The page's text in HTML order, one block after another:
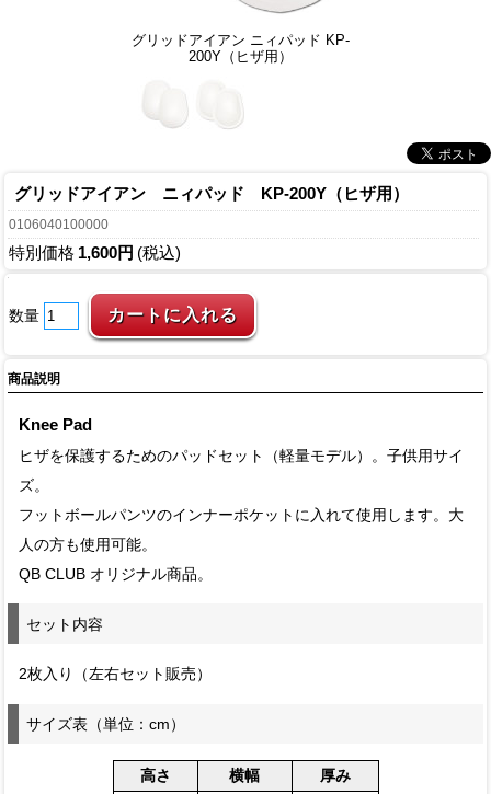
グリッドアイアン ニィパッド KP-
200Y（ヒザ用）
グリッドアイアン ニィパッド KP-200Y（ヒザ用）
0106040100000
特別価格 1,600円 (税込)
数量
商品説明
Knee Pad
ヒザを保護するためのパッドセット（軽量モデル）。子供用サイ
ズ。
フットボールパンツのインナーポケットに入れて使用します。大
人の方も使用可能。
QB CLUB オリジナル商品。
セット内容
2枚入り（左右セット販売）
サイズ表（単位：cm）
高さ 横幅
厚み